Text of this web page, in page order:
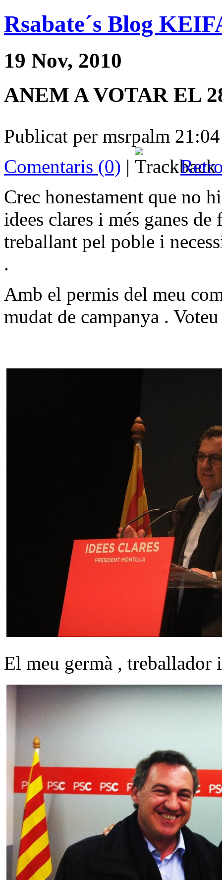
Rsabate´s Blog
19 Nov, 2010
ANEM A VOTAR EL
Publicat per msrpalm
Comentaris (0) |
Crec honestament que no
idees clares i més ganes
treballant pel poble i
.
Amb el permis del meu
mudat de campanya .
El meu germà , treballador